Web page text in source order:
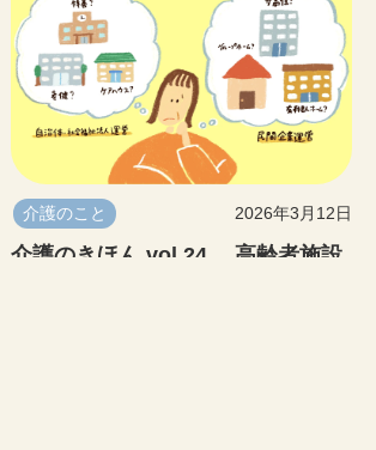
介護のこと 2026年3月12日
介護のきほん vol.24 高齢者施設